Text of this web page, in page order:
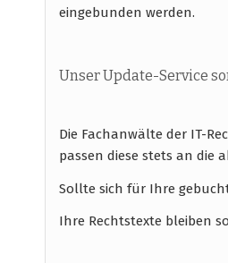
eingebunden werden.
Unser Update-Service
Die Fachanwälte der IT-
passen diese stets an die
Sollte sich für Ihre
Ihre Rechtstexte bleiben